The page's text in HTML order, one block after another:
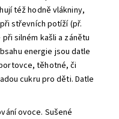
též hodně vlákniny,
střevních potíží (př.
silném kašli a zánětu
energie jsou datle
těhotné, či
cukru pro děti. Datle
ovoce. Sušené